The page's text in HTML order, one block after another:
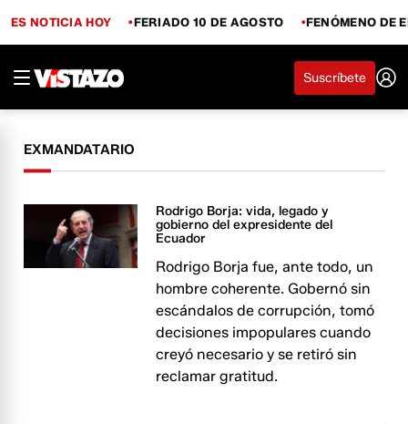
ES NOTICIA HOY FERIADO 10 DE AGOSTO FENÓMENO DE
Suscríbete
EXMANDATARIO
Rodrigo Borja: vida, legado y
gobierno del expresidente del
Ecuador
Rodrigo Borja fue, ante todo, un
hombre coherente. Gobernó sin
escándalos de corrupción, tomó
decisiones impopulares cuando
creyó necesario y se retiró sin
reclamar gratitud.